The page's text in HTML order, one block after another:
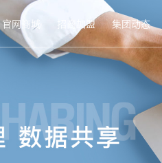
官网商城 招商加盟 集团动态